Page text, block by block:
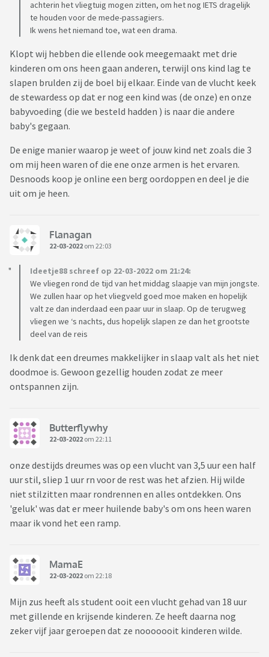
achterin het vliegtuig mogen zitten, om het nog IETS dragelijk
te houden voor de mede-passagiers.
Ik wens het niemand toe, wat een drama.
Klopt wij hebben die ellende ook meegemaakt met drie
kinderen om ons heen gaan anderen, terwijl ons kind lag te
slapen brulden zij de boel bij elkaar. Einde van de vlucht keek
de stewardess op dat er nog een kind was (de onze) en onze
babyvoeding (die we besteld hadden ) is naar die andere
baby's gegaan.
De enige manier waarop je weet of jouw kind net zoals die 3
om mij heen waren of die ene onze armen is het ervaren.
Desnoods koop je online een berg oordoppen en deel je die
uit om je heen.
Flanagan
22-03-2022 om 22:03
Ideetje88 schreef op 22-03-2022 om 21:24:
We vliegen rond de tijd van het middag slaapje van mijn jongste.
We zullen haar op het vliegveld goed moe maken en hopelijk
valt ze dan inderdaad een paar uur in slaap. Op de terugweg
vliegen we ‘s nachts, dus hopelijk slapen ze dan het grootste
deel van de reis
Ik denk dat een dreumes makkelijker in slaap valt als het niet
doodmoe is. Gewoon gezellig houden zodat ze meer
ontspannen zijn.
Butterflywhy
22-03-2022 om 22:11
onze destijds dreumes was op een vlucht van 3,5 uur een half
uur stil, sliep 1 uur rn voor de rest was het afzien. Hij wilde
niet stilzitten maar rondrennen en alles ontdekken. Ons
'geluk' was dat er meer huilende baby's om ons heen waren
maar ik vond het een ramp.
MamaE
22-03-2022 om 22:18
Mijn zus heeft als student ooit een vlucht gehad van 18 uur
met gillende en krijsende kinderen. Ze heeft daarna nog
zeker vijf jaar geroepen dat ze nooooooit kinderen wilde.